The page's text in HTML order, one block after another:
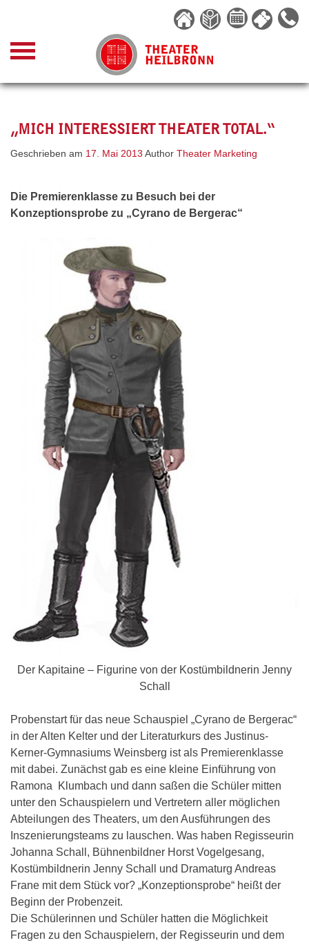
content
„MICH INTERESSIERT THEATER TOTAL.“
Geschrieben am 17. Mai 2013 Author Theater Marketing
Die Premierenklasse zu Besuch bei der
Konzeptionsprobe zu „Cyrano de Bergerac“
Der Kapitaine – Figurine von der Kostümbildnerin Jenny
Schall
Probenstart für das neue Schauspiel „Cyrano de Bergerac“
in der Alten Kelter und der Literaturkurs des Justinus-
Kerner-Gymnasiums Weinsberg ist als Premierenklasse
mit dabei. Zunächst gab es eine kleine Einführung von
Ramona Klumbach und dann saßen die Schüler mitten
unter den Schauspielern und Vertretern aller möglichen
Abteilungen des Theaters, um den Ausführungen des
Inszenierungsteams zu lauschen. Was haben Regisseurin
Johanna Schall, Bühnenbildner Horst Vogelgesang,
Kostümbildnerin Jenny Schall und Dramaturg Andreas
Frane mit dem Stück vor? „Konzeptionsprobe“ heißt der
Beginn der Probenzeit.
Die Schülerinnen und Schüler hatten die Möglichkeit
Fragen zu den Schauspielern, der Regisseurin und dem